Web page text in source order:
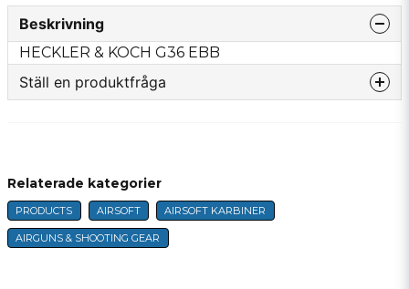
Beskrivning
HECKLER & KOCH G36 EBB
Ställ en produktfråga
name
Name
Relaterade kategorier
PRODUCTS AIRSOFT AIRSOFT KARBINER
AIRGUNS & SHOOTING GEAR